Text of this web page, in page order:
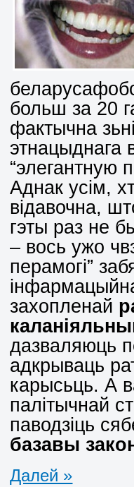
больш за 20
фактычна
этнацыднага
“элегантную
Аднак усім,
відавочна,
гэты раз не
– вось ужо
перамогі”
захопленай
дазваляюць
адкрываць
карысьць. А
палітычнай
паводзіць
базавы
Далей »